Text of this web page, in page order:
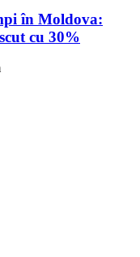
în Moldova:
cu 30%